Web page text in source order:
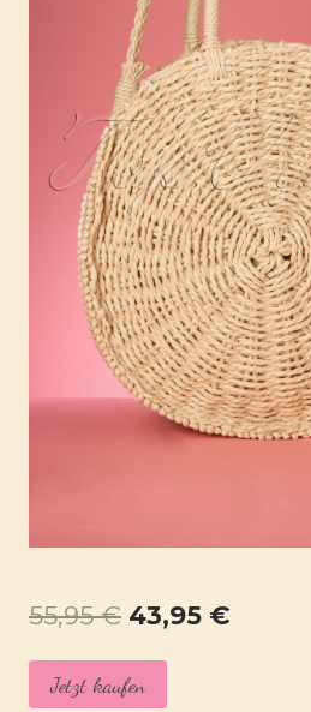
55,95€ Ursprünglicher
Preis
war:
43,95 €
Jetzt kaufen